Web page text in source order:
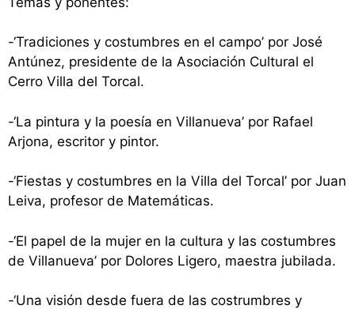
-‘Tradiciones y costumbres en el campo’ por José
Antúnez, presidente de la Asociación Cultural el
Cerro Villa del Torcal.
-‘La pintura y la poesía en Villanueva’ por Rafael
Arjona, escritor y pintor.
-‘Fiestas y costumbres en la Villa del Torcal’ por Juan
Leiva, profesor de Matemáticas.
-‘El papel de la mujer en la cultura y las costumbres
de Villanueva’ por Dolores Ligero, maestra jubilada.
-‘Una visión desde fuera de las costrumbres y